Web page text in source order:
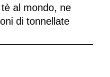
al mondo, ne
di tonnellate